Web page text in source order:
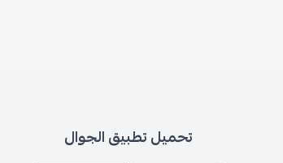
تحميل تطبيق الجوال